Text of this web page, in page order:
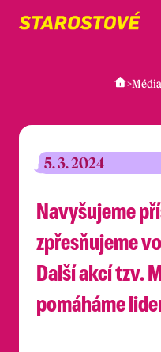
>Média
5. 3. 2024
Navyšujeme
zpřesňujeme
Další akcí tzv.
pomáháme